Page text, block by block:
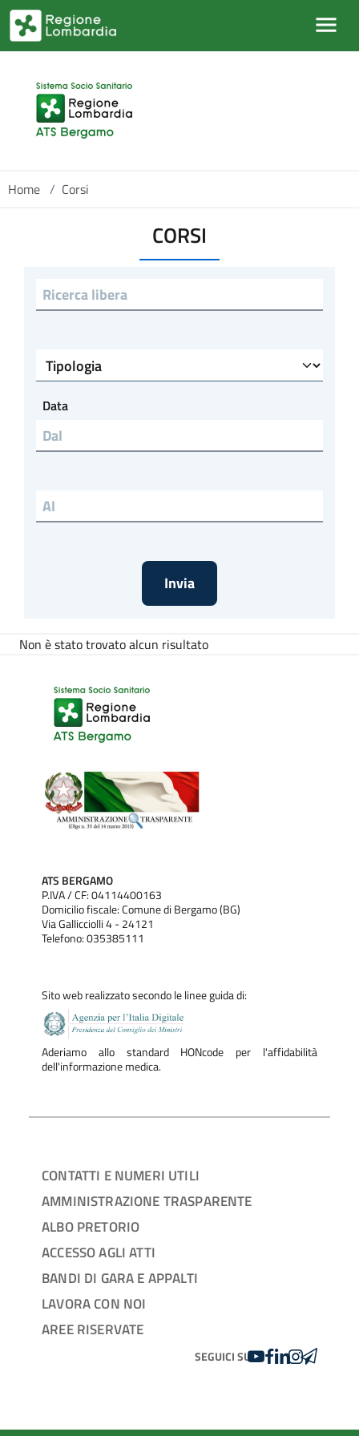
Salta al contenuto principale
Home / Corsi
CORSI
Ricerca libera
Tipologia
Data
Non è stato trovato alcun risultato
ATS BERGAMO
P.IVA / CF: 04114400163
Domicilio fiscale: Comune di Bergamo (BG)
Via Gallicciolli 4 - 24121
Telefono: 035385111
Sito web realizzato secondo le linee guida di:
Aderiamo allo standard HONcode per l'affidabilità
dell'informazione medica.
CONTATTI E NUMERI UTILI
AMMINISTRAZIONE TRASPARENTE
ALBO PRETORIO
ACCESSO AGLI ATTI
BANDI DI GARA E APPALTI
LAVORA CON NOI
AREE RISERVATE
SEGUICI SUYOUTUBE
FACEBOOK
LINKEDIN
INSTAGRAM